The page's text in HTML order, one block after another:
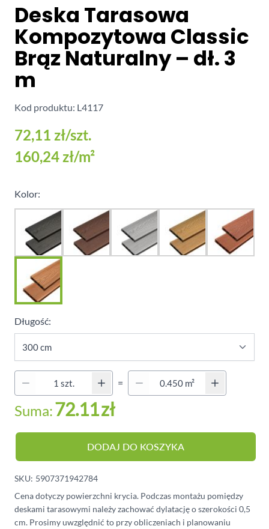
Deska Tarasowa
Kompozytowa Classic
Brąz Naturalny – dł. 3
m
Kod produktu: L4117
72,11 zł/szt.
160,24 zł/m²
Kolor:
Długość:
=
Quantity (Secondary)
Suma:72.11zł
DODAJ DO KOSZYKA
SKU: 5907371942784
Cena dotyczy powierzchni krycia. Podczas montażu pomiędzy
deskami tarasowymi należy zachować dylatację o szerokości 0,5
cm. Prosimy uwzględnić to przy obliczeniach i planowaniu